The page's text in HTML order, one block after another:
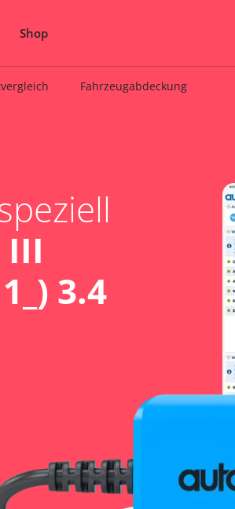
Shop
Fahrzeugabdeckung
III
3.4